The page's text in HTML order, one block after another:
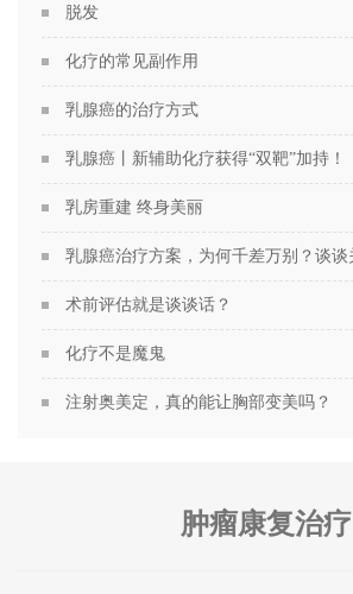
脱发
化疗的常见副作用
乳腺癌的治疗方式
乳腺癌丨新辅助化疗获得“双靶”加持！
乳房重建 终身美丽
术前评估就是谈谈话？
化疗不是魔鬼
注射奥美定，真的能让胸部变美吗？
肿瘤康复治疗